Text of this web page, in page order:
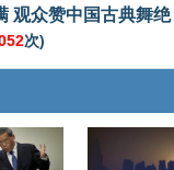
观众赞中国古典舞绝
次)